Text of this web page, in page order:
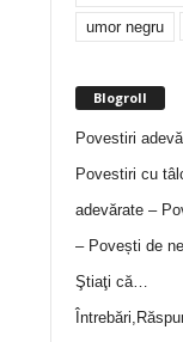
umor negru
Blogroll
Povestiri
Povestiri cu
adevărate –
– Povești de
Ştiaţi că…